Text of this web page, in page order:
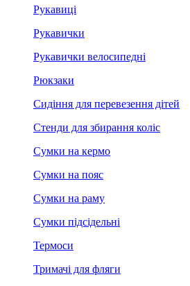
Рукавиці
Рукавички
Рукавички велосипедні
Рюкзаки
Сидіння для перевезення дітей
Стенди для збирання коліс
Сумки на кермо
Сумки на пояс
Сумки на раму
Сумки підсідельні
Термоси
Тримачі для фляги